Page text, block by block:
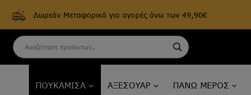
Δωρεάν Μεταφορικά για αγορές άνω των 49,90€
content
ΠΟΥΚΑΜΙΣΑ ΑΞΕΣΟΥΑΡ ΠΑΝΩ ΜΕΡΟΣ